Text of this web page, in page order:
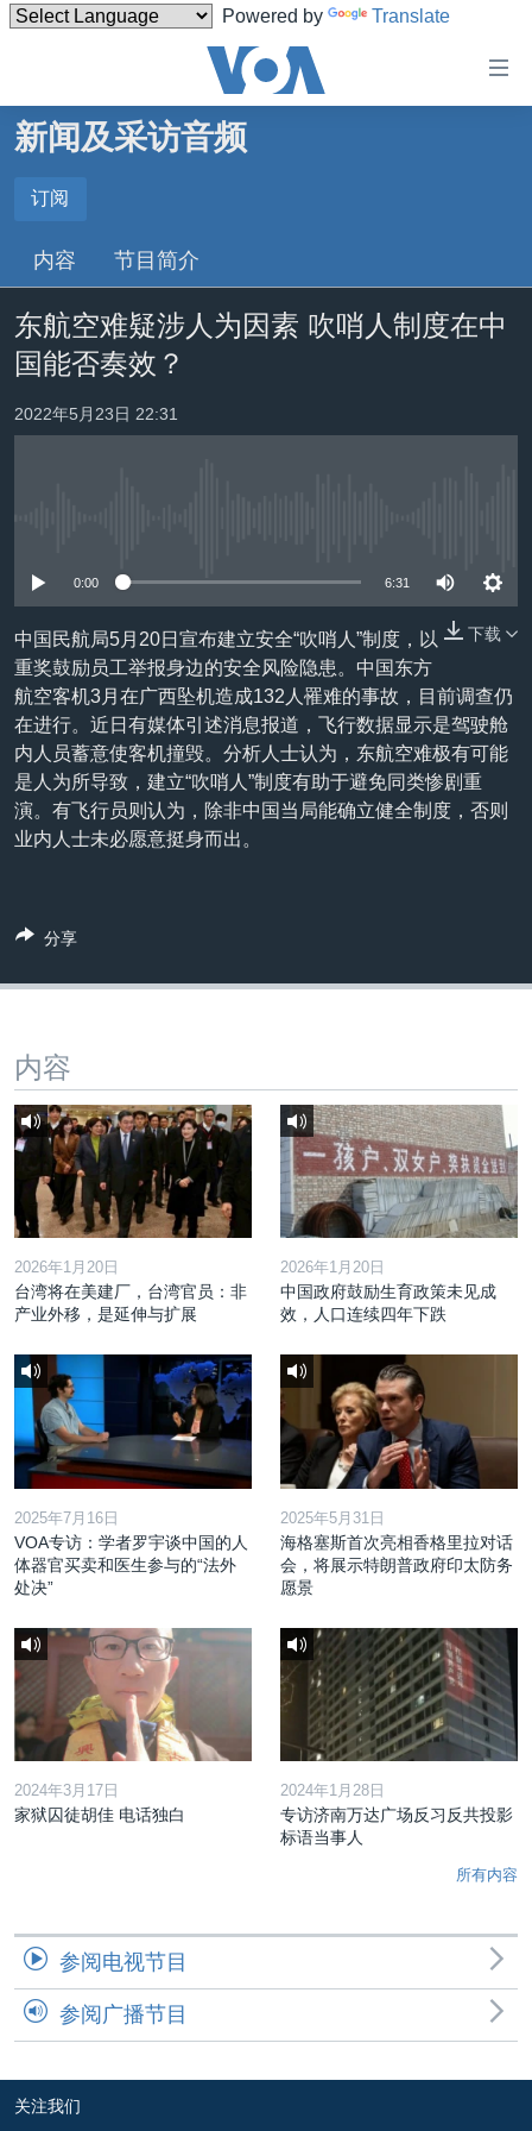
Powered by Translate
碍
链
到
内
容
跳
转
到
检
索
主页
美国
台湾
港澳
国际
最新国际新闻
非洲
美洲
全球议题
分类新闻
军事
劳工
环境
国会报道
美中关系
美国建国250周年
埃博拉疫情
美国之音专访
重要讲话与声明
台海两岸关系
关注西藏
VOA今日焦点
中文广播
关注我们
其他语言网站
新闻及采访音频
订阅
订阅
内容 节目简介
东航空难疑涉人为因素 吹哨人制度在中
国能否奏效？
2022年5月23日 22:31
0:00 6:31
下载
中国民航局5月20日宣布建立安全“吹哨人”制度，以
重奖鼓励员工举报身边的安全风险隐患。中国东方
航空客机3月在广西坠机造成132人罹难的事故，目前调查仍
在进行。近日有媒体引述消息报道，飞行数据显示是驾驶舱
内人员蓄意使客机撞毁。分析人士认为，东航空难极有可能
是人为所导致，建立“吹哨人”制度有助于避免同类惨剧重
演。有飞行员则认为，除非中国当局能确立健全制度，否则
业内人士未必愿意挺身而出。
分享
内容
2026年1月20日
台湾将在美建厂，台湾官员：非
产业外移，是延伸与扩展
2026年1月20日
中国政府鼓励生育政策未见成
效，人口连续四年下跌
2025年7月16日
VOA专访：学者罗宇谈中国的人
体器官买卖和医生参与的“法外
处决”
2025年5月31日
海格塞斯首次亮相香格里拉对话
会，将展示特朗普政府印太防务
愿景
2024年3月17日
家狱囚徒胡佳 电话独白
2024年1月28日
专访济南万达广场反习反共投影
标语当事人
所有内容
参阅电视节目
参阅广播节目
关注我们